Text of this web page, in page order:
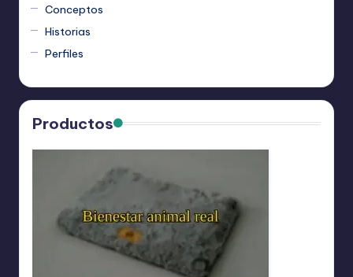
Conceptos
Historias
Perfiles
Productos